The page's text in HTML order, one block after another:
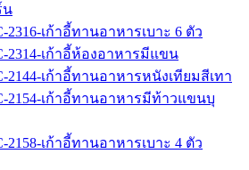
น
2316-เก้าอี้ทานอาหารเบาะ 6 ตัว
2314-เก้าอี้ห้องอาหารมีแขน
2144-เก้าอี้ทานอาหารหนังเทียมสีเทา
2154-เก้าอี้ทานอาหารมีท้าวแขนบุ
2158-เก้าอี้ทานอาหารเบาะ 4 ตัว